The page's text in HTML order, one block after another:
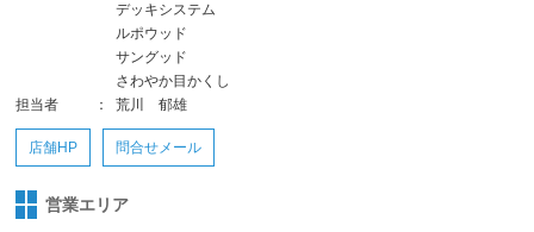
デッキシステム
ルポウッド
サングッド
さわやか目かくし
担当者
： 荒川 郁雄
店舗HP 問合せメール
営業エリア